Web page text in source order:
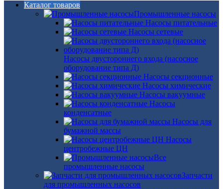
Каталог товаров
Промышленные насосы
Насосы питательные
Насосы сетевые
Насосы двустороннего входа (насосное
оборудование типа Д)
Насосы секционные
Насосы химические
Насосы вакуумные
Насосы
конденсатные
Насосы для
бумажной массы
Насосы
центробежные ЦН
Все
промышленные насосы
Запчасти
для промышленных насосов